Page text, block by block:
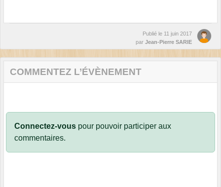
Publié le 11 juin 2017
par Jean-Pierre SARIE
COMMENTEZ L’ÉVÈNEMENT
Connectez-vous pour pouvoir participer aux
commentaires.